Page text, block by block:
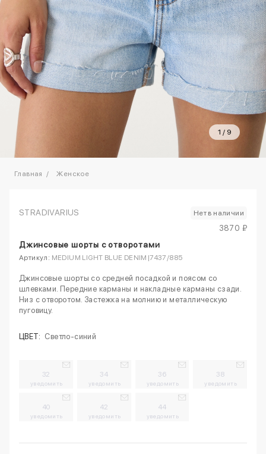
1 / 9
Главная Женское
STRADIVARIUS Нет в наличии
3870 ₽
Джинсовые шорты с отворотами
Артикул: MEDIUM LIGHT BLUE DENIM|7437/885
Джинсовые шорты со средней посадкой и поясом со
шлевками. Передние карманы и накладные карманы сзади.
Низ с отворотом. Застежка на молнию и металлическую
пуговицу.
ЦВЕТ: Светло-синий
32
уведомить
34
уведомить
36
уведомить
38
уведомить
40
уведомить
42
уведомить
44
уведомить